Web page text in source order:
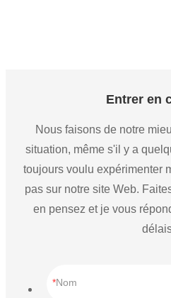
Entrer en
Nous faisons de notre
situation, même s'il y a
toujours voulu expérimenter
pas sur notre site Web.
en pensez et je vous
Nom